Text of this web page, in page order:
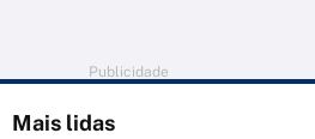
Publicidade
Mais lidas